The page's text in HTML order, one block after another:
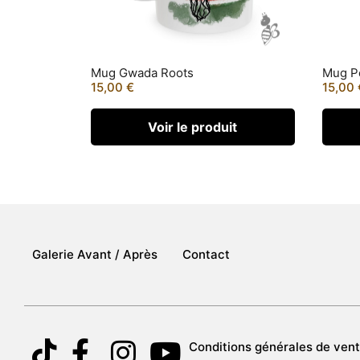
Mug Gwada Roots
15,00 €
Voir le produit
Mug
15,00
Galerie Avant / Après Contact
Conditions générales de